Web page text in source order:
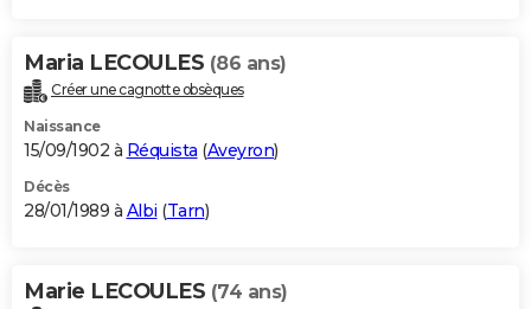
Maria LECOULES (86 ans)
Créer une cagnotte obsèques
Naissance
15/09/1902 à Réquista (Aveyron)
Décès
28/01/1989 à Albi (Tarn)
Marie LECOULES (74 ans)